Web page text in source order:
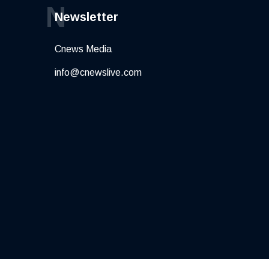
Newsletter
N
Cnews Media
info@cnewslive.com